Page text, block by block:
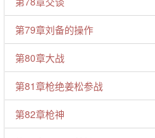
第79章刘备的操作
第80章大战
第81章枪绝姜松参战
第82章枪神